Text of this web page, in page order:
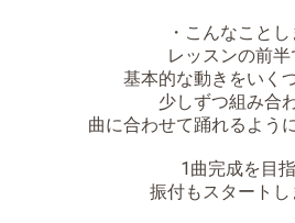
・こんなこと
レッスンの前半
基本的な動きをいく
少しずつ組み合
曲に合わせて踊れるよう
1曲完成を目
振付もスタートし